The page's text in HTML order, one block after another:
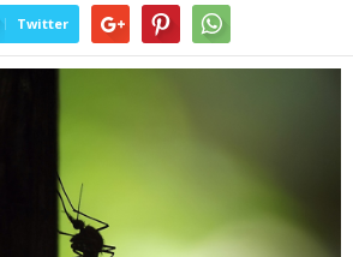
Twitter